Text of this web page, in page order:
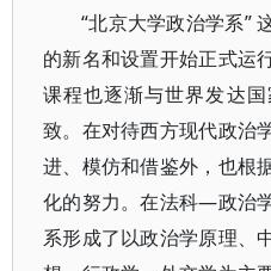
“北京大学政治学系”
的新名和设置开始正式运
课程也逐渐与世界发达
致。在对待西方现代政治
进、模仿和借鉴外，也根
化的努力。在法科—政治
系形成了以政治学原理、